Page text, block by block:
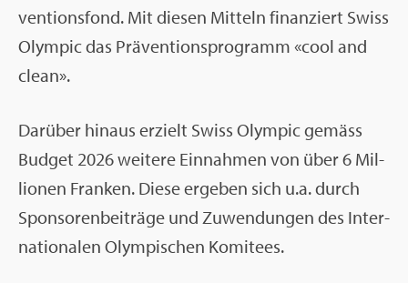
ven­ti­ons­fond. Mit die­sen Mit­teln fi­nan­ziert Swiss
Olym­pic das Prä­ven­ti­ons­pro­gramm «cool and
clean».
Dar­über hin­aus er­zielt Swiss Olym­pic ge­mäss
Bud­get 2026 wei­te­re Ein­nah­men von über 6 Mil­
lio­nen Fran­ken. Diese er­ge­ben sich u.a. durch
Spon­so­ren­bei­trä­ge und Zu­wen­dun­gen des In­ter­
na­tio­na­len Olym­pi­schen Ko­mi­tees.